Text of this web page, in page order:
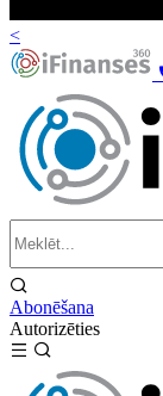
<
Abonēšana
Autorizēties